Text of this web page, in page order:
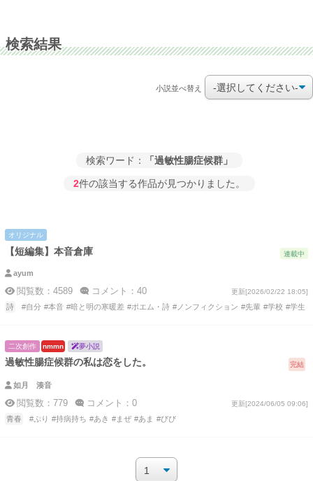
検索結果
小説並べ替え
検索ワード： 「過敏性腸症候群」
2件の該当する作品が見つかりました。
オリジナル
【短編集】本音倉庫 連載中
ayum
閲覧数：4589 コメント：40 更新[2026/02/22 18:05]
詩 #自分 #本音 #暗と明の寒暖差 #ポエム・詩 #ノンフィクション #先輩 #学校 #学生
二次創作 nmmn 夢小説
過敏性腸症候群の私は恋をした。 完結
如月 湊音
閲覧数：779 コメント：0 更新[2024/06/05 09:06]
青春 #ぷり #持病持ち #あき #まぜ #あま #びび